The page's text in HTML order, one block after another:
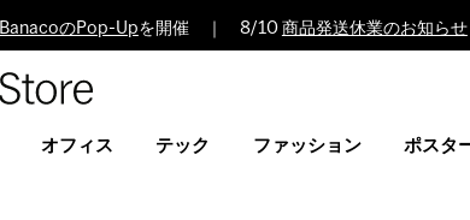
BanacoのPop-Upを開催 ｜ 8/10 商品発送休業のお知らせ
Design
オフィス テック ファッション ポスタ